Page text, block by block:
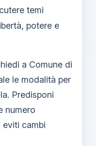
temi
potere e
a Comune di
le modalità per
Predisponi
numero
cambi